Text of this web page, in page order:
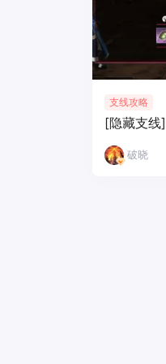
支线攻略
[隐藏支线
破晓